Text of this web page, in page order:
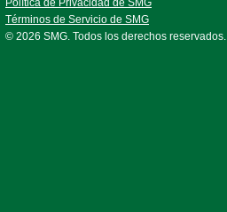
Política de Privacidad de SMG
Términos de Servicio de SMG
© 2026 SMG. Todos los derechos reservados.